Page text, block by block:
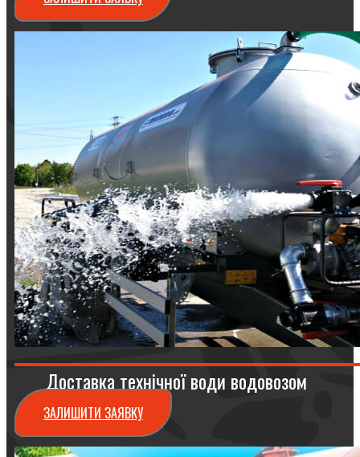
Доставка технічної води водовозом
ЗАЛИШИТИ ЗАЯВКУ